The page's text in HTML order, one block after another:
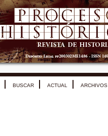
BUSCAR ACTUAL ARCHIVOS